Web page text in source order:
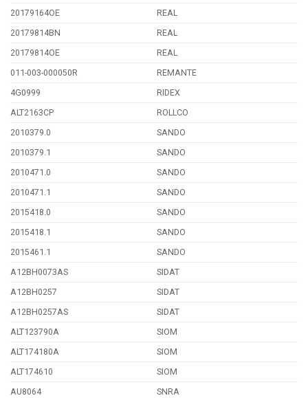
20179164OE
REAL
20179814BN
REAL
20179814OE
REAL
011-003-000050R
REMANTE
4G0999
RIDEX
ALT2163CP
ROLLCO
2010379.0
SANDO
2010379.1
SANDO
2010471.0
SANDO
2010471.1
SANDO
2015418.0
SANDO
2015418.1
SANDO
2015461.1
SANDO
A12BH0073AS
SIDAT
A12BH0257
SIDAT
A12BH0257AS
SIDAT
ALT123790A
SIOM
ALT174180A
SIOM
ALT174610
SIOM
AU8064
SNRA